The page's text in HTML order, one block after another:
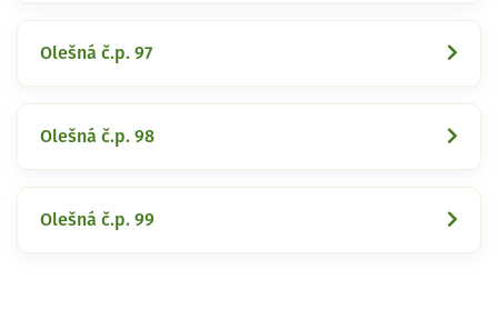
Olešná č.p. 97
Olešná č.p. 98
Olešná č.p. 99